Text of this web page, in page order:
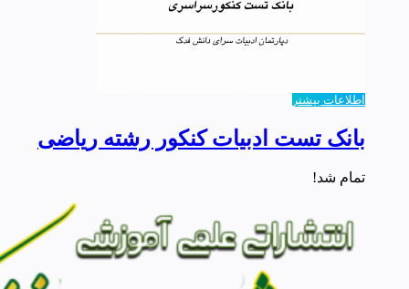
اطلاعات بیشتر
بانک تست ادبیات کنکور رشته ریاضی
تمام شد!